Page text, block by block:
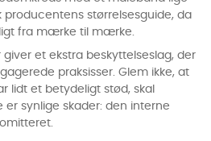
størrelsesguide, da
fra mærke til mærke.
et ekstra beskyttelseslag, der
praksisser. Glem ikke, at
lidt et betydeligt stød, skal
er synlige skader: den interne